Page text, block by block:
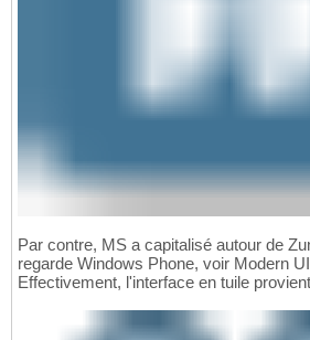
Par contre, MS a capitalisé autour de
regarde Windows Phone, voir Modern
Effectivement, l'interface en tuile